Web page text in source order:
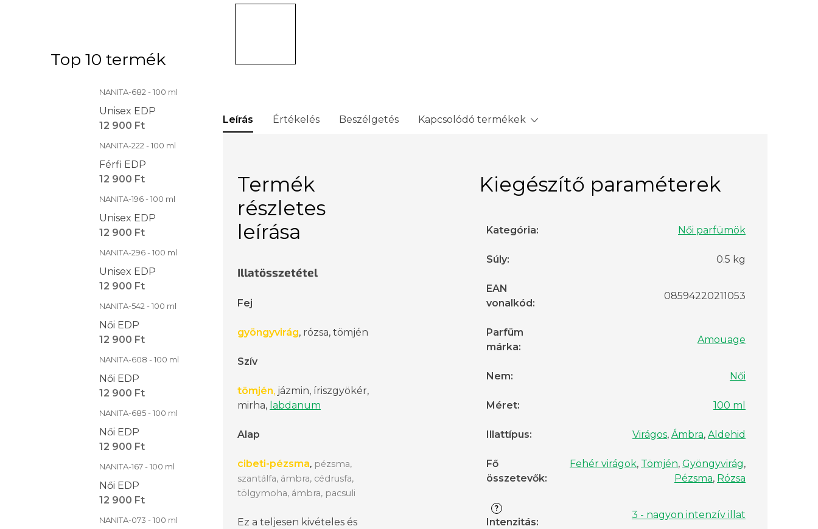
Top 10 termék
NANITA-682 - 100 ml
Unisex EDP
12 900 Ft
NANITA-222 - 100 ml
Férfi EDP
12 900 Ft
NANITA-196 - 100 ml
Unisex EDP
12 900 Ft
NANITA-296 - 100 ml
Unisex EDP
12 900 Ft
NANITA-542 - 100 ml
Női EDP
12 900 Ft
NANITA-608 - 100 ml
Női EDP
12 900 Ft
NANITA-685 - 100 ml
Női EDP
12 900 Ft
NANITA-167 - 100 ml
Női EDP
12 900 Ft
NANITA-073 - 100 ml
Leírás Értékelés Beszélgetés Kapcsolódó termékek
Termék
részletes
leírása
Illatösszetétel
Fej
gyöngyvirág, rózsa, tömjén
Szív
tömjén, jázmin, íriszgyökér,
mirha, labdanum
Alap
cibeti-pézsma, pézsma,
szantálfa, ámbra, cédrusfa,
tölgymoha, ámbra, pacsuli
Ez a teljesen kivételes és
Kiegészítő paraméterek
Kategória: Női parfümök
Súly: 0.5 kg
EAN
vonalkód :
08594220211053
Parfüm
márka:
Amouage
Nem: Női
Méret: 100 ml
Illattípus: Virágos, Ámbra, Aldehid
Fő
összetevők:
Fehér virágok, Tömjén, Gyöngyvirág,
Pézsma, Rózsa
?
Intenzitás:
3 - nagyon intenzív illat